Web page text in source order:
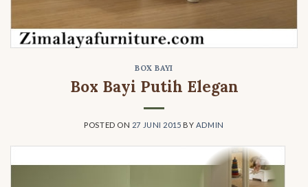
BOX BAYI
Box Bayi Putih Elegan
POSTED ON 27 JUNI 2015 BY ADMIN